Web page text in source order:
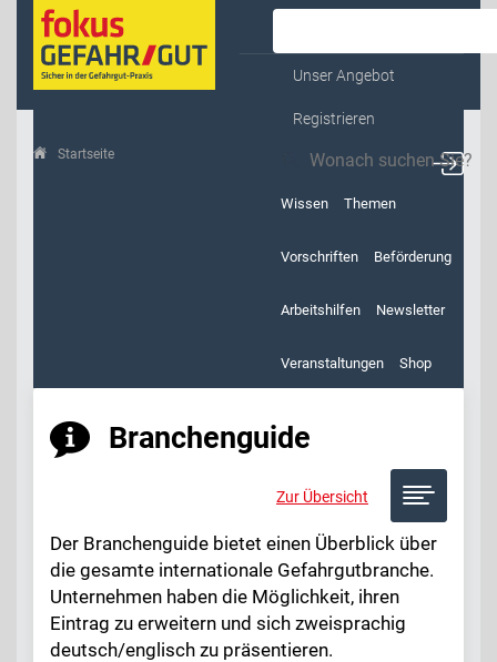
Unser Angebot
Registrieren
Wissen Themen
Vorschriften Beförderung
Arbeitshilfen Newsletter
Veranstaltungen Shop
Startseite
Branchenguide
Zur Übersicht
Der Branchenguide bietet einen Überblick über
die gesamte internationale Gefahrgutbranche.
Unternehmen haben die Möglichkeit, ihren
Eintrag zu erweitern und sich zweisprachig
deutsch/englisch zu präsentieren.